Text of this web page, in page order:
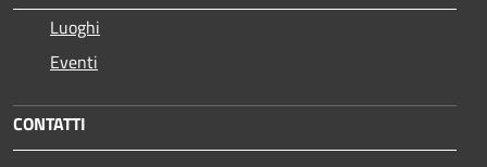
Luoghi
Eventi
CONTATTI